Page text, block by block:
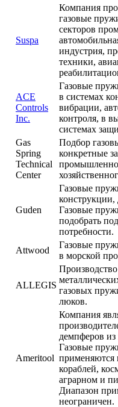
Suspa
Компания
газовые
секторов
индустрия,
техники,
ACE
Controls
Inc.
Газовые
в системах
вибрации,
контроля, в
системах
Gas
Spring
Technical
Center
Подбор
конкретные
Guden
Газовые
Газовые
подобрать
потребности.
Аttwood
Газовые
в морской
ALLEGIS
газовых
люков.
Ameritool
Компания
демпферов
Газовые
применяются
кораблей,
аграрном и
Диапазон
неограничен.